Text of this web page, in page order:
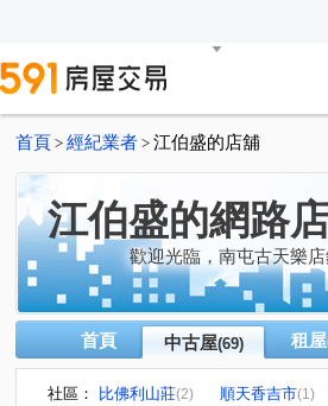
首頁 > 經紀業者 > 江伯盛的店舖
江伯盛的網路
歡迎光臨，南屯古天樂
首頁 中古屋(69) 租屋
社區： 比佛利山莊(2) 順天香吉市(1)